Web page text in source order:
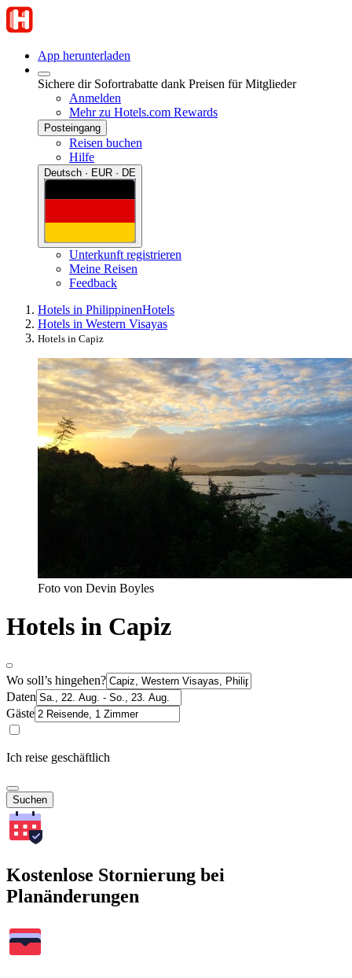
App herunterladen
Sichere dir Sofortrabatte dank Preisen für Mitglieder
Anmelden
Mehr zu Hotels.com Rewards
Posteingang
Reisen buchen
Hilfe
Deutsch · EUR · DE
Unterkunft registrieren
Meine Reisen
Feedback
Hotels in PhilippinenHotels
Hotels in Western Visayas
Hotels in Capiz
Foto von Devin Boyles
Hotels in Capiz
Wo soll’s hingehen?
Daten
Gäste
Ich reise geschäftlich
Suchen
Kostenlose Stornierung bei
Planänderungen